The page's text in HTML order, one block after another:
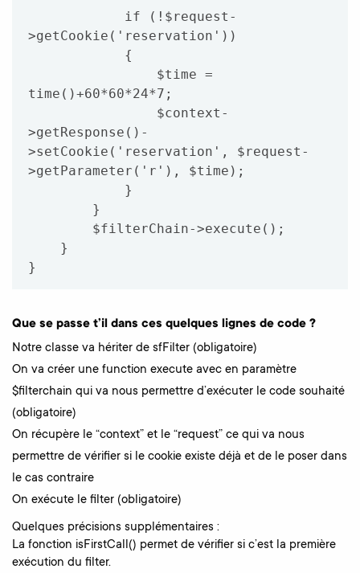
>getCookie('reservation'))
time()+60*60*24*7;
>getResponse()-
>setCookie('reservation', $request-
>getParameter('r'), $time);
}
Que se passe t’il dans ces quelques lignes de code ?
Notre classe va hériter de sfFilter (obligatoire)
On va créer une function execute avec en paramètre
$filterchain qui va nous permettre d’exécuter le code souhaité
(obligatoire)
On récupère le “context” et le “request” ce qui va nous
permettre de vérifier si le cookie existe déjà et de le poser dans
le cas contraire
On exécute le filter (obligatoire)
Quelques précisions supplémentaires :
La fonction isFirstCall() permet de vérifier si c’est la première
exécution du filter.